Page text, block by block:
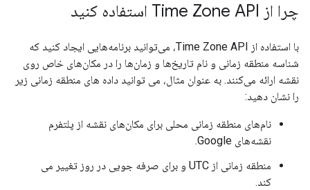
چرا از Time Zone API استفاده کنید
با استفاده از Time Zone API، می‌توانید برنامه‌هایی ایجاد کنید که
شناسه منطقه زمانی و نام تاریخ‌ها و زمان‌ها را در مکان‌های خاص روی
نقشه ارائه می‌کنند. به عنوان مثال، می توانید داده های منطقه زمانی زیر
را نشان دهید:
نام‌های منطقه زمانی محلی برای مکان‌های نقشه از پلتفرم
نقشه‌های Google.
منطقه زمانی از UTC و برای صرفه جویی در روز تغییر می
کند.